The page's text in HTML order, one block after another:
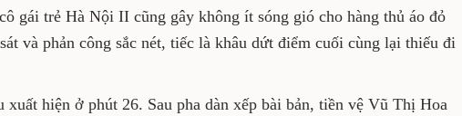
gái trẻ Hà Nội II cũng gây không ít sóng gió cho hàng thủ áo đỏ
và phản công sắc nét, tiếc là khâu dứt điểm cuối cùng lại thiếu đi
xuất hiện ở phút 26. Sau pha dàn xếp bài bản, tiền vệ Vũ Thị Hoa